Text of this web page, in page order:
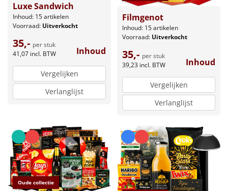
Luxe Sandwich
Inhoud: 15 artikelen
Voorraad: Uitverkocht
35,- per stuk
41,07 incl. BTW Inhoud
Vergelijken
Verlanglijst
Filmgenot
Inhoud: 15 artikelen
Voorraad: Uitverkocht
35,- per stuk
39,23 incl. BTW Inhoud
Vergelijken
Verlanglijst
Oude collectie